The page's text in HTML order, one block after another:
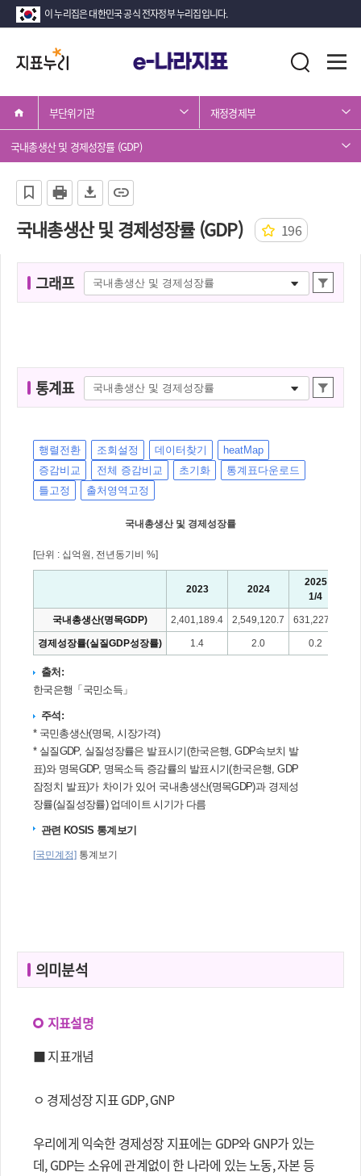
이 누리집은 대한민국 공식 전자정부 누리집입니다.
지
표
누
리
통
합
검
기
부단위기관 재정경제부
국내총생산 및 경제성장률 (GDP)
국내총생산 및 경제성장률 (GDP) 196
그래프
그
래
상
세
통계표
통
계
의미분석
지표설명
■ 지표개념
ㅇ 경제성장 지표 GDP, GNP
우리에게 익숙한 경제성장 지표에는 GDP와 GNP가 있는
데, GDP는 소유에 관계없이 한 나라에 있는 노동, 자본 등